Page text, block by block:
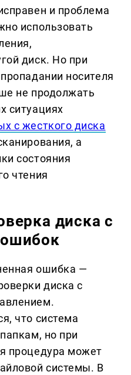
и проблема
использовать
диск. Но при
носителя
не продолжать
ситуациях
с жесткого диска
а
состояния
чтения
диска с
ошибка —
диска с
что система
но при
процедура может
системы. В